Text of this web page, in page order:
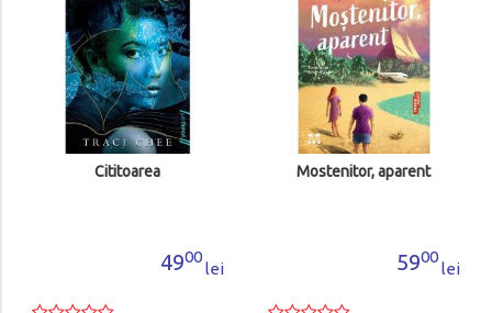
Cititoarea
4900
lei
Mostenitor, aparent
5900
lei